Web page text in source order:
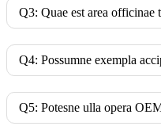
Q3: Quae est area officinae
Q4: Possumne exempla
Q5: Potesne ulla opera